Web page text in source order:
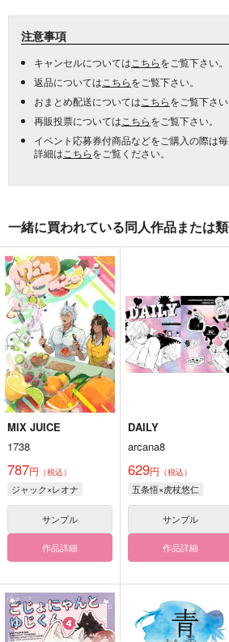
注意事項
キャンセルについては こちらをご覧下さい。
返品については こちらをご覧下さい。
おまとめ配送については こちらをご覧下さい
再販投票については こちらをご覧下さい。
イベント応募券付商品などをご購入の際は毎
詳細は こちらをご覧ください。
一緒に買われている同人作品または
MIX JUICE
1738
787円 （税込）
ジャック×レオナ
サンプル
作品詳細
DAILY
arcana8
629円 （税込）
五条悟×虎杖悠仁
サンプル
作品詳細